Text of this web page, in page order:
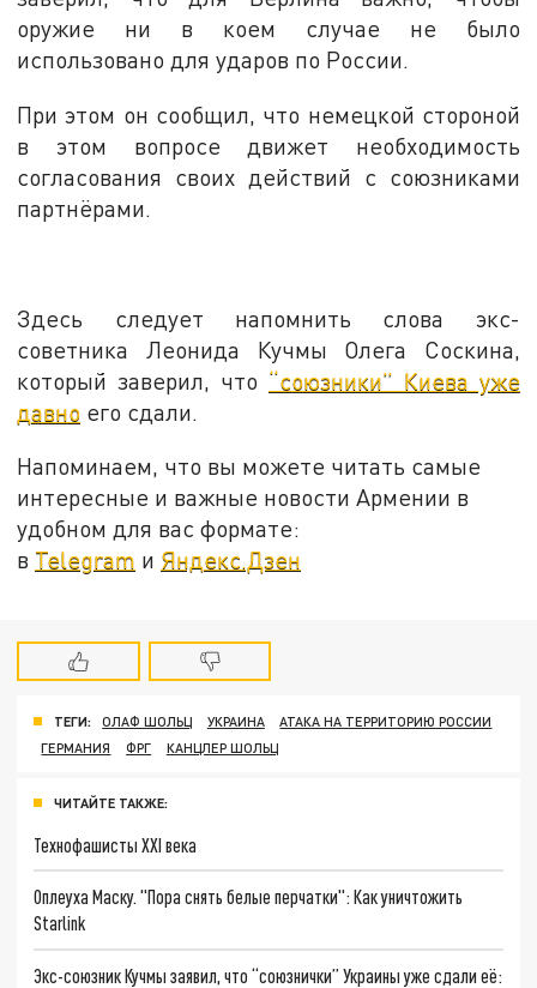
оружие ни в коем случае не было
использовано для ударов по России.
При этом он сообщил, что немецкой стороной
в этом вопросе движет необходимость
согласования своих действий с союзниками
партнёрами.
Здесь следует напомнить слова экс-
советника Леонида Кучмы Олега Соскина,
который заверил, что “союзники” Киева уже
давно его сдали.
Напоминаем, что вы можете читать самые
интересные и важные новости Армении в
удобном для вас формате:
в Telegram и Яндекс.Дзен
ТЕГИ: ОЛАФ ШОЛЬЦ УКРАИНА
АТАКА НА ТЕРРИТОРИЮ РОССИИ
ГЕРМАНИЯ
ФРГ КАНЦЛЕР ШОЛЬЦ
ЧИТАЙТЕ ТАКЖЕ:
Технофашисты XXI века
Оплеуха Маску. "Пора снять белые перчатки": Как уничтожить
Starlink
Экс-союзник Кучмы заявил, что “союзнички” Украины уже сдали её: